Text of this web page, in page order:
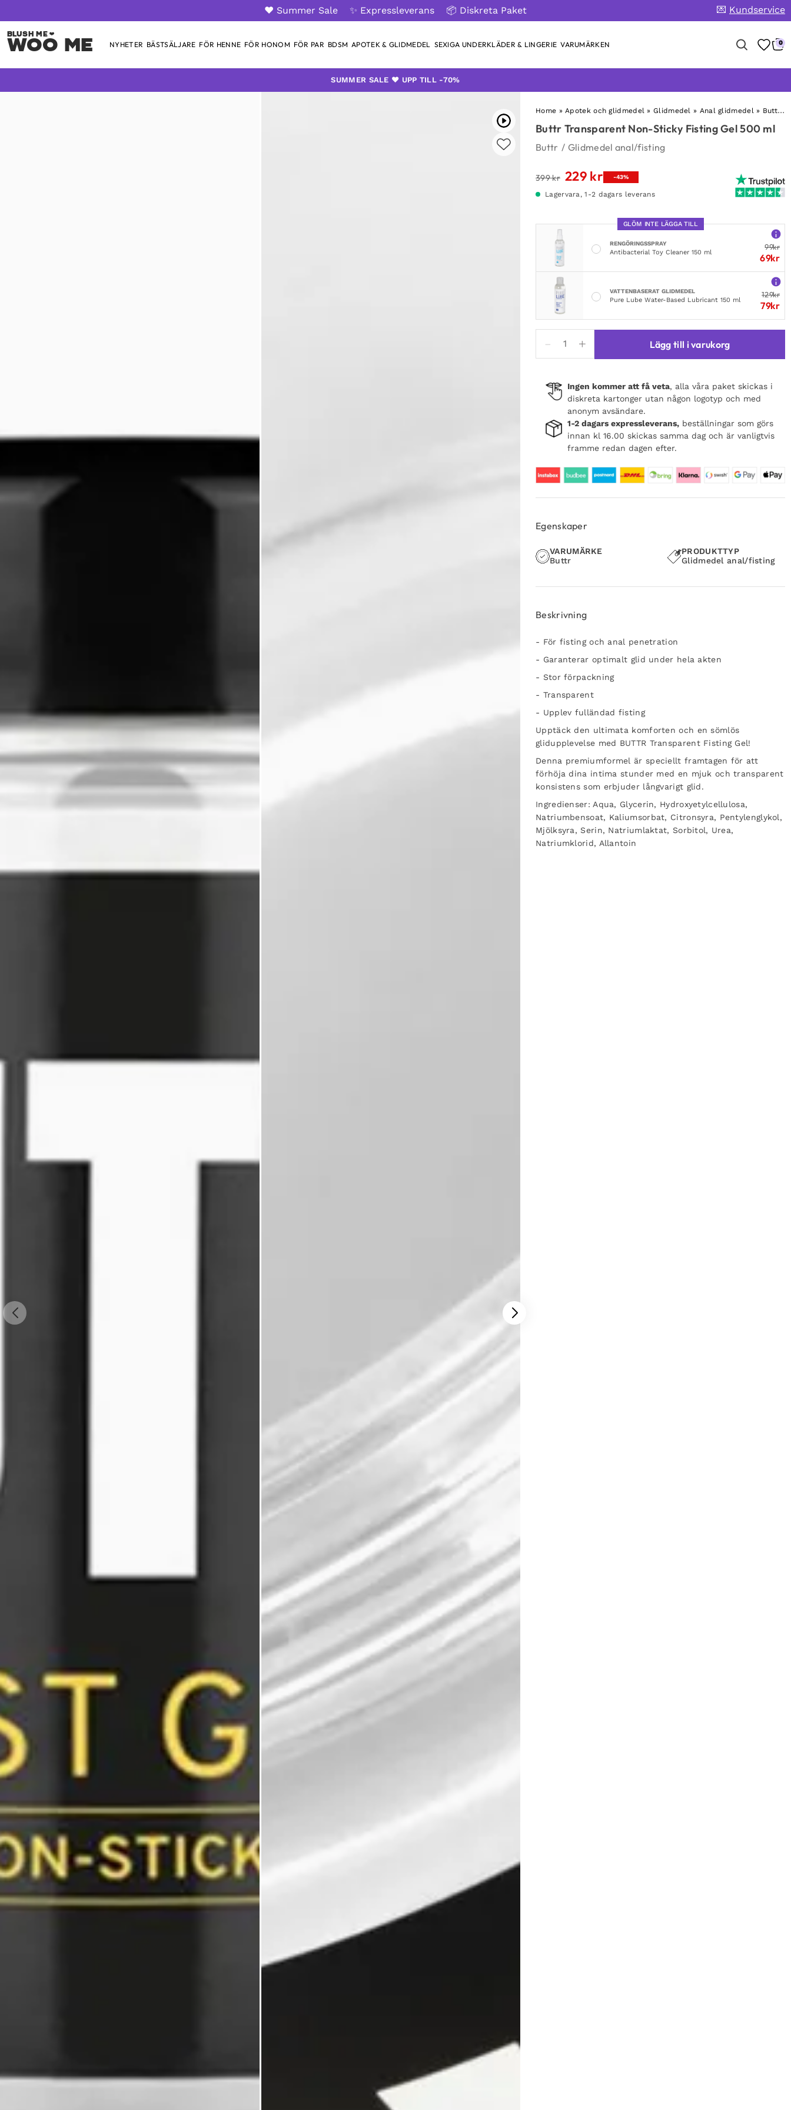
❤️ Summer Sale ✨ Expressleverans 📦 Diskreta Paket 💌 Kundservice
Woo Me NYHETER BÄSTSÄLJARE FÖR HENNE FÖR HONOM FÖR PAR BDSM APOTEK & GLIDMEDEL SEXIGA UNDERKLÄDER & LINGERIE VARUMÄRKEN 0
SUMMER SALE ❤️ UPP TILL -70%
Home »Apotek och glidmedel »Glidmedel » Anal glidmedel» Buttr Transparent Non-Sticky Fisting Gel 500 ml
Buttr Transparent Non-Sticky Fisting Gel 500 ml
Buttr / Glidmedel anal/fisting
399kr Det
399 kr.
229 krDet
priset
229 kr.
-43%
Lagervara, 1-2 dagars leverans
GLÖM INTE LÄGGA TILL
RENGÖRINGSSPRAY
Antibacterial Toy Cleaner 150 ml
99kr
69kr
VATTENBASERAT GLIDMEDEL
Pure Lube Water-Based Lubricant 150 ml
129kr
79kr
Transparent
Fisting
500
ml
mängd
Lägg till i varukorg
Ingen kommer att få veta, alla våra paket skickas i
diskreta kartonger utan någon logotyp och med
anonym avsändare.
1-2 dagars expressleverans, beställningar som görs
innan kl 16.00 skickas samma dag och är vanligtvis
framme redan dagen efter.
Egenskaper
VARUMÄRKE
Buttr
PRODUKTTYP
Glidmedel anal/fisting
Beskrivning
- För fisting och anal penetration
- Garanterar optimalt glid under hela akten
- Stor förpackning
- Transparent
- Upplev fulländad fisting
Upptäck den ultimata komforten och en sömlös
glidupplevelse med BUTTR Transparent Fisting Gel!
Denna premiumformel är speciellt framtagen för att
förhöja dina intima stunder med en mjuk och transparent
konsistens som erbjuder långvarigt glid.
Ingredienser: Aqua, Glycerin, Hydroxyetylcellulosa,
Natriumbensoat, Kaliumsorbat, Citronsyra, Pentylenglykol,
Mjölksyra, Serin, Natriumlaktat, Sorbitol, Urea,
Natriumklorid, Allantoin